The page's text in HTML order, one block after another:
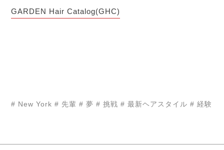
GARDEN Hair Catalog(GHC)
# New York # 先輩 # 夢 # 挑戦 # 最新ヘアスタイル # 経験